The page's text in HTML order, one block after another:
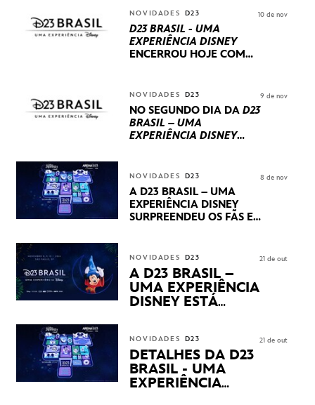
NOVIDADES D23
D23 BRASIL - UMA
EXPERIÊNCIA DISNEY
ENCERROU HOJE COM
INTERNACIONAIS E
PRODUÇÕES BRASILEIRAS
10 de nov
NOVIDADES D23
NO SEGUNDO DIA DA D23
BRASIL – UMA
EXPERIÊNCIA DISNEY
STUDIOS REVELARAM
PRÉVIAS E NOVIDADES
DOS SEUS PRÓXIMOS
LANÇAMENTOS
9 de nov
NOVIDADES D23
A D23 BRASIL – UMA
EXPERIÊNCIA DISNEY
SURPREENDEU OS FÃS EM
APRESENTAÇÕES E
PRODUTOS EXCLUSIVOS
NO TRANSAMÉRICA EXPO
CENTER EM SÃO PAULO
8 de nov
NOVIDADES D23
A D23 BRASIL –
UMA EXPERIÊNCIA
DISNEY ESTÁ
21 de out
NOVIDADES D23
DETALHES DA D23
BRASIL - UMA
EXPERIÊNCIA
21 de out